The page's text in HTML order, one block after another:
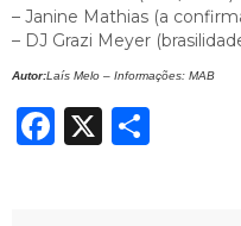
– Janine Mathias (a
– DJ Grazi Meyer
Autor:Laís Melo – Informações: MAB
Facebook
X